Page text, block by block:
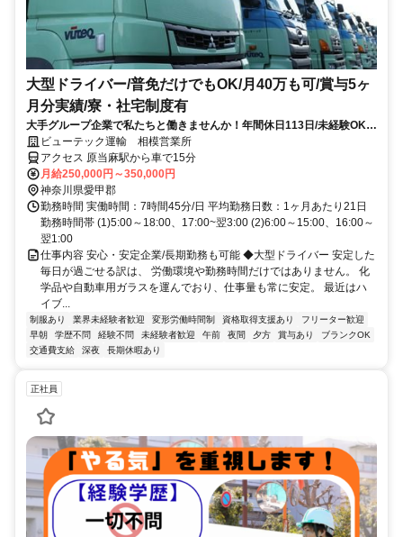
大型ドライバー/普免だけでもOK/月40万も可/賞与5ヶ
月分実績/寮・社宅制度有
大手グループ企業で私たちと働きませんか！年間休日113日/未経験OK/
資格取得支援/福利厚生充実
ビューテック運輸 相模営業所
アクセス 原当麻駅から車で15分
月給250,000円～350,000円
神奈川県愛甲郡
勤務時間 実働時間：7時間45分/日 平均勤務日数：1ヶ月あたり21日
勤務時間帯 (1)5:00～18:00、17:00~翌3:00 (2)6:00～15:00、16:00～
翌1:00
仕事内容 安心・安定企業/長期勤務も可能 ◆大型ドライバー 安定した
毎日が過ごせる訳は、 労働環境や勤務時間だけではありません。 化
学品や自動車用ガラスを運んでおり、仕事量も常に安定。 最近はハ
イブ...
制服あり 業界未経験者歓迎 変形労働時間制 資格取得支援あり
フリーター歓迎
早朝
学歴不問 経験不問 未経験者歓迎 午前 夜間 夕方 賞与あり
ブランクOK
交通費支給
深夜 長期休暇あり
正社員